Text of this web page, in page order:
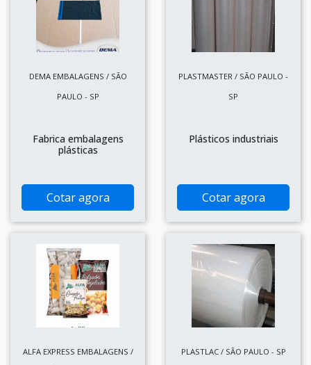
DEMA EMBALAGENS / SÃO
PAULO - SP
Fabrica embalagens
plásticas
Cotar agora
PLASTMASTER / SÃO PAULO -
SP
Plásticos industriais
Cotar agora
ALFA EXPRESS EMBALAGENS /
PLASTLAC / SÃO PAULO - SP